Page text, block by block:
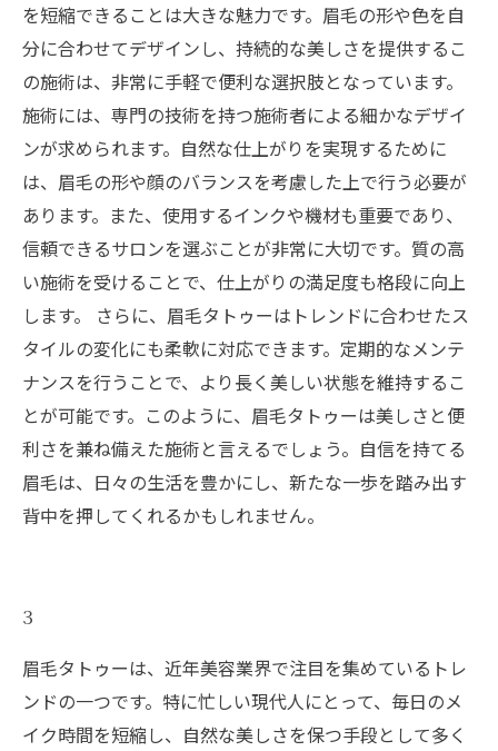
を短縮できることは大きな魅力です。眉毛の形や色を自
分に合わせてデザインし、持続的な美しさを提供するこ
の施術は、非常に手軽で便利な選択肢となっています。
施術には、専門の技術を持つ施術者による細かなデザイ
ンが求められます。自然な仕上がりを実現するために
は、眉毛の形や顔のバランスを考慮した上で行う必要が
あります。また、使用するインクや機材も重要であり、
信頼できるサロンを選ぶことが非常に大切です。質の高
い施術を受けることで、仕上がりの満足度も格段に向上
します。 さらに、眉毛タトゥーはトレンドに合わせたス
タイルの変化にも柔軟に対応できます。定期的なメンテ
ナンスを行うことで、より長く美しい状態を維持するこ
とが可能です。このように、眉毛タトゥーは美しさと便
利さを兼ね備えた施術と言えるでしょう。自信を持てる
眉毛は、日々の生活を豊かにし、新たな一歩を踏み出す
背中を押してくれるかもしれません。
3
眉毛タトゥーは、近年美容業界で注目を集めているトレ
ンドの一つです。特に忙しい現代人にとって、毎日のメ
イク時間を短縮し、自然な美しさを保つ手段として多く